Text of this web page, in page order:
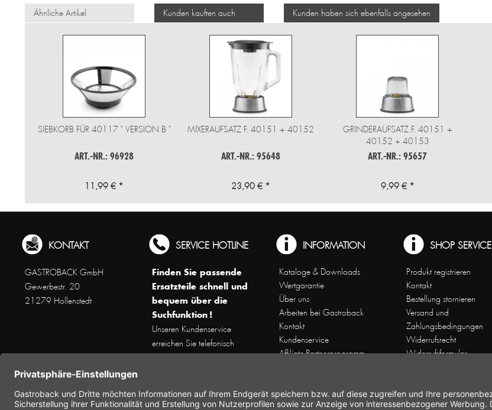
Ähnliche Artikel Kunden kauften auch Kunden haben sich ebenfalls angesehen
SIEBKORB FÜR 40117 " VERSION B "
ART.-NR.: 96928
11,99 € *
MIXERAUFSATZ F. 40151 + 40152
ART.-NR.: 95648
23,90 € *
GRINDERAUFSATZ F. 40151 +
40152 + 40153
ART.-NR.: 95657
9,99 € *
KONTAKT
GASTROBACK GmbH
Gewerbestr. 20
21279 Hollenstedt
SERVICE HOTLINE
Finden Sie passende
Ersatzteile schnell und
bequem über die
Suchfunktion !
Unseren Kundenservice
erreichen Sie telefonisch
(0) 41 65 / 22 25 - 0
INFORMATION
Kataloge & Downloads
Wertgarantie
Über uns
Arbeiten bei Gastroback
Kontakt
Kundenservice
Affiliate-Partnerprogramm
Handelsvertretungen
Allgemeine
SHOP SERVICE
Produkt registrieren
Kontakt
Bestellung stornieren
Versand und
Zahlungsbedingungen
Widerrufsrecht
Widerrufsformular